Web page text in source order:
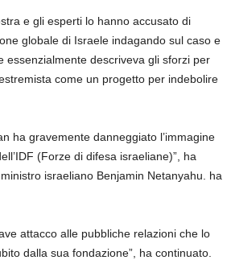
e gli esperti lo hanno accusato di
globale di Israele indagando sul caso e
essenzialmente descriveva gli sforzi per
come un progetto per indebolire
ha gravemente danneggiato l’immagine
(Forze di difesa israeliane)”, ha
israeliano Benjamin Netanyahu. ha
attacco alle pubbliche relazioni che lo
dalla sua fondazione”, ha continuato.